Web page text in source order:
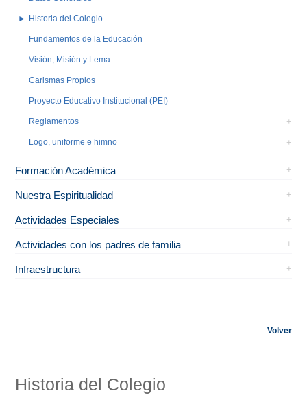
Historia del Colegio
Fundamentos de la Educación
Visión, Misión y Lema
Carismas Propios
Proyecto Educativo Institucional (PEI)
Reglamentos
Logo, uniforme e himno
Formación Académica
Nuestra Espiritualidad
Actividades Especiales
Actividades con los padres de familia
Infraestructura
Volver
Historia del Colegio